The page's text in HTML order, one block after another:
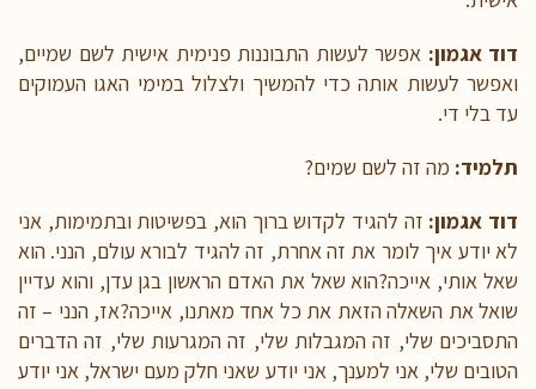
דוד אגמון: אפשר לעשות התבוננות פנימית אישית לשם שמיים,
ואפשר לעשות אותה כדי להמשיך ולצלול במימי האגו העמוקים
עד בלי די.
תלמיד: מה זה לשם שמים?
דוד אגמון: זה להגיד לקדוש ברוך הוא, בפשיטות ובתמימות, אני
לא יודע איך לומר את זה אחרת, זה להגיד לבורא עולם, הנני. הוא
שאל אותי, אייכה?הוא שאל את האדם הראשון בגן עדן, והוא עדיין
שואל את השאלה הזאת את כל אחד מאתנו, אייכה?אז, הנני – זה
התסביכים שלי, זה המגבלות שלי, זה המגרעות שלי, זה הדברים
הטובים שלי, אני למענך, אני יודע שאני חלק מעם ישראל, אני יודע